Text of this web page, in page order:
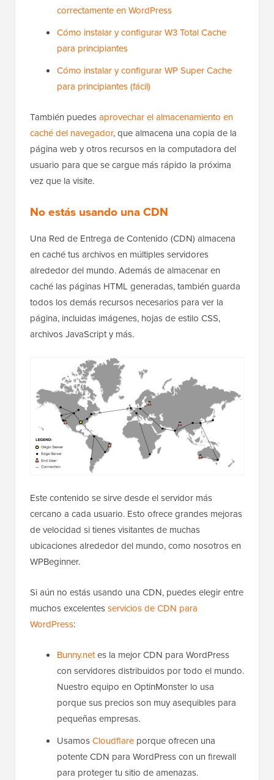
correctamente en WordPress
Cómo instalar y configurar W3 Total Cache
para principiantes
Cómo instalar y configurar WP Super Cache
para principiantes (fácil)
También puedesaprovechar el almacenamiento en
caché del navegador, que almacena una copia de la
página web y otros recursos en la computadora del
usuario para que se cargue más rápido la próxima
vez que la visite.
No estás usando una CDN
Una Red de Entrega de Contenido (CDN) almacena
en caché tus archivos en múltiples servidores
alrededor del mundo. Además de almacenar en
caché las páginas HTML generadas, también guarda
todos los demás recursos necesarios para ver la
página, incluidas imágenes, hojas de estilo CSS,
archivos JavaScript y más.
Este contenido se sirve desde el servidor más
cercano a cada usuario. Esto ofrece grandes mejoras
de velocidad si tienes visitantes de muchas
ubicaciones alrededor del mundo, como nosotros en
WPBeginner.
Si aún no estás usando una CDN, puedes elegir entre
muchos excelentesservicios de CDN para
WordPress:
Bunny.netes la mejor CDN para WordPress
con servidores distribuidos por todo el mundo.
Nuestro equipo en OptinMonster lo usa
porque sus precios son muy asequibles para
pequeñas empresas.
UsamosCloudflare porque ofrecen una
potente CDN para WordPress con un firewall
para proteger tu sitio de amenazas.